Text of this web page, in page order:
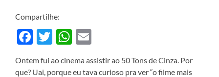
Compartilhe:
Facebook
TwitterWhatsApp
Ontem fui ao cinema assistir ao 50 Tons de Cinza. Por
que? Uai, porque eu tava curioso pra ver “o filme mais